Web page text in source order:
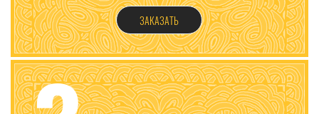
ЗАКАЗАТЬ